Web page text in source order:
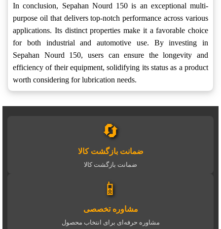
In conclusion, Sepahan Nourd 150 is an exceptional multi-
purpose oil that delivers top-notch performance across various
applications. Its distinct properties make it a favorable choice
for both industrial and automotive use. By investing in
Sepahan Nourd 150, users can ensure the longevity and
efficiency of their equipment, solidifying its status as a product
worth considering for lubrication needs.
🔄
ضمانت بازگشت کالا
ضمانت بازگشت کالا
📱
مشاوره تخصصی
مشاوره حرفه‌ای برای انتخاب محصول